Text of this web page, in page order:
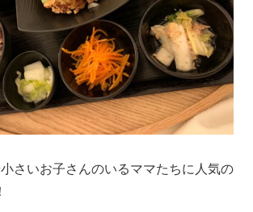
さいお子さんのいるママたちに人気の